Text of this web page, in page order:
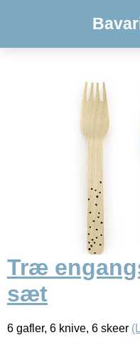
Træ
sæt
6 gafler, 6 knive, 6 skeer